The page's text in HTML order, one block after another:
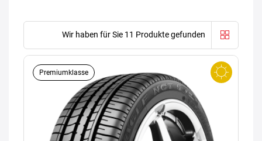
Wir haben für Sie 11 Produkte gefunden
Premiumklasse